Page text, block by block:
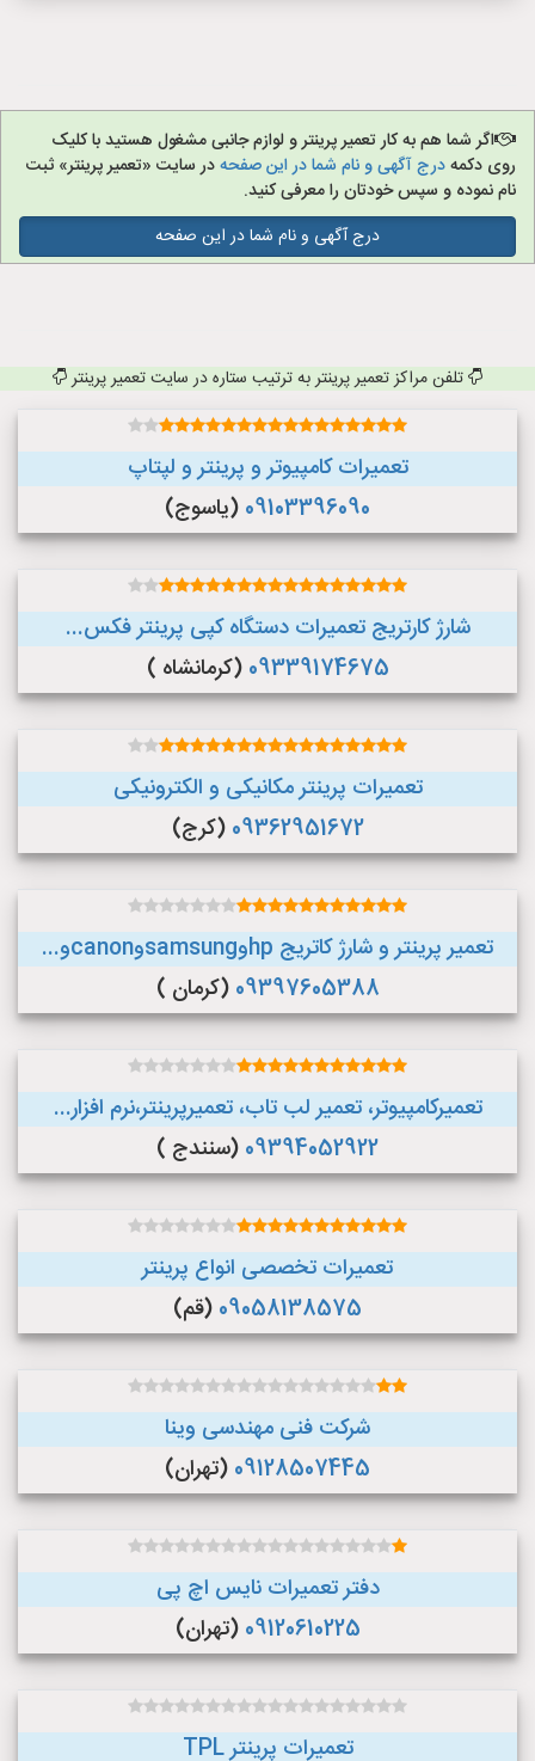
اگر شما هم به کار تعمیر پرینتر و لوازم جانبی مشغول هستید با کلیک
روی دکمهدرج آگهی و نام شما در این صفحهدر سایت «تعمیر پرینتر» ثبت
نام نموده و سپس خودتان را معرفی کنید.
درج آگهی و نام شما در این صفحه
تلفن مراکز تعمیر پرینتر به ترتیب ستاره در سایت تعمیر پرینتر
تعمیرات کامپیوتر و پرینتر و لپتاپ
09103396090 (یاسوج)
شارژ کارتریج تعمیرات دستگاه کپی پرینتر فکس...
09339174675 (کرمانشاه )
تعمیرات پرینتر مکانیکی و الکترونیکی
09362951672 (کرج)
تعمیر پرینتر و شارژ کاتریج hpوsamsungوcanonو...
09397605388 (کرمان )
تعمیرکامپیوتر، تعمیر لب تاب، تعمیرپرینتر،نرم افزار...
09394052922 (سنندج )
تعمیرات تخصصی انواع پرینتر
09058138575 (قم)
شرکت فنی مهندسی وینا
09128507445 (تهران)
دفتر تعمیرات نایس اچ پی
09120610225 (تهران)
تعمیرات پرینتر TPL